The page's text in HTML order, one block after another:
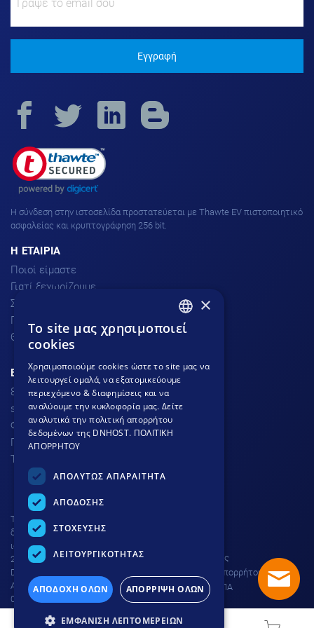
Εγγραφή
H σύνδεση στην ιστοσελίδα προστατεύεται με Thawte EV πιστοποιητικό
ασφαλείας και κρυπτογράφηση 256 bit.
H ΕΤΑΙΡΙΑ
Ποιοί είμαστε
Γιατί ξεχωρίζουμε
Σχόλια πελατών
Προσφορές
Θέσεις Εργασίας
ΕΞΥΠΗΡΕΤΗΣΗ ΠΕΛΑΤΩΝ
801.300.3520 - 210.953.6767
support
dnhost.gr
Φόρμα επικοινωνίας
Γνωσιακή βάση
Τρόποι Πληρωμής
Το site προστατεύεται από
δικαιώματα πνευματικής
ιδιοκτησίας © DNHOST 2000 -
2026
DNHOST IKE | ΕΥΜΟΛΠΙΔΩΝ 23
ΑΘΗΝΑ 11854 | AP. Γ.Ε.ΜΗ.
004602701000 |
15.000€.
Όροι χρήσης
Πολιτική απορρήτου
Ρύθμιση ΦΠΑ
GREEK
×
To site μας χρησιμοποιεί
cookies
Χρησιμοποιούμε cookies ώστε το site μας να
λειτουργεί ομαλά, να εξατομικεύουμε
περιεχόμενο & διαφημίσεις και να
αναλύουμε την κυκλοφορία μας. Δείτε
αναλυτικά την πολιτική απορρήτου
δεδομένων της DNHOST. ΠΟΛΙΤΙΚΗ
ΑΠΟΡΡΗΤΟΥ
ΑΠΟΛΥΤΩΣ ΑΠΑΡΑΙΤΗΤΑ
ΑΠΟΔΟΣΗΣ
ΣΤΟΧΕΥΣΗΣ
ΛΕΙΤΟΥΡΓΙΚΟΤΗΤΑΣ
ΑΠΟΔΟΧΗ ΟΛΩΝ ΑΠΟΡΡΙΨΗ ΟΛΩΝ
ΕΜΦΑΝΙΣΗ ΛΕΠΤΟΜΕΡΕΙΩΝ